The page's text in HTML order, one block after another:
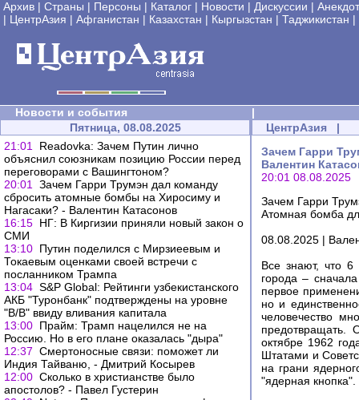
Архив | Страны | Персоны | Каталог | Новости | Дискуссии |
| ЦентрАзия | Афганистан | Казахстан | Кыргызстан | Таджикистан |
Новости и события
|
Пятница, 08.08.2025
21:01
Readovka: Зачем Путин лично
объяснил союзникам позицию России перед
переговорами с Вашингтоном?
20:01
Зачем Гарри Трумэн дал команду
сбросить атомные бомбы на Хиросиму и
Нагасаки? - Валентин Катасонов
16:15 НГ: В Киргизии приняли новый закон о
СМИ
13:10 Путин поделился с Мирзиеевым и
Токаевым оценками своей встречи с
посланником Трампа
13:04 S&P Global: Рейтинги узбекистанского
АКБ "Туронбанк" подтверждены на уровне
"B/B" ввиду вливания капитала
13:00 Прайм: Трамп нацелился не на
Россию. Но в его плане оказалась "дыра"
12:37 Смертоносные связи: поможет ли
Индия Тайваню, - Дмитрий Косырев
12:00 Сколько в христианстве было
апостолов? - Павел Густерин
ЦентрАзия |
Зачем Гарри
Валентин
20:01 08.08.2025
Зачем Гарри
Атомная бомба
08.08.2025 |
Все знают, что
города –
первое
но и
человечество
предотвращать.
октябре 1962
Штатами и
на грани
"ядерная кнопка".